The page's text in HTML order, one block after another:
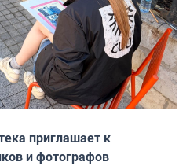
приглашает к
и фотографов